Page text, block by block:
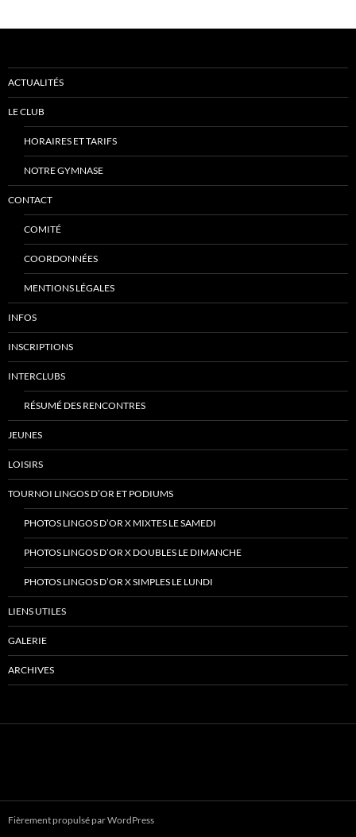
ACTUALITÉS
LE CLUB
HORAIRES ET TARIFS
NOTRE GYMNASE
CONTACT
COMITÉ
COORDONNÉES
MENTIONS LÉGALES
INFOS
INSCRIPTIONS
INTERCLUBS
RÉSUMÉ DES RENCONTRES
JEUNES
LOISIRS
TOURNOI LINGOS D’OR ET PODIUMS
PHOTOS LINGOS D’OR X MIXTES LE SAMEDI
PHOTOS LINGOS D’OR X DOUBLES LE DIMANCHE
PHOTOS LINGOS D’OR X SIMPLES LE LUNDI
LIENS UTILES
GALERIE
ARCHIVES
Fièrement propulsé par WordPress